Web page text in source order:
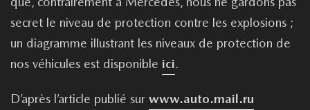
secret le niveau de protection contre les explosions ;
un diagramme illustrant les niveaux de protection de
nos véhicules est disponible ici.
D’après l’article publié sur www.auto.mail.ru